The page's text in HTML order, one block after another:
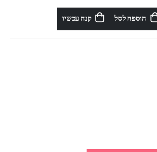
הוספה לסל קנה עכשיו